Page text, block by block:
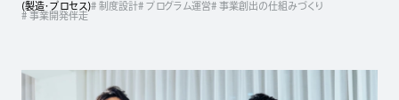
(製造・プロセス)# 制度設計# プログラム運営# 事業創出の仕組みづくり
# 事業開発伴走